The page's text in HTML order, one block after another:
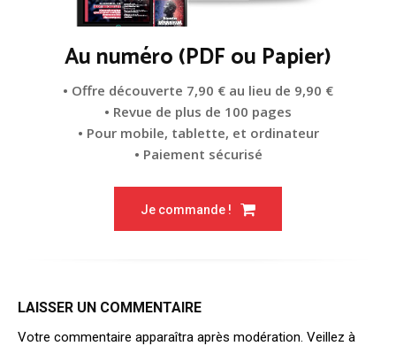
Au numéro (PDF ou Papier)
• Offre découverte 7,90 € au lieu de 9,90 €
• Revue de plus de 100 pages
• Pour mobile, tablette, et ordinateur
• Paiement sécurisé
Je commande !
LAISSER UN COMMENTAIRE
Votre commentaire apparaîtra après modération. Veillez à